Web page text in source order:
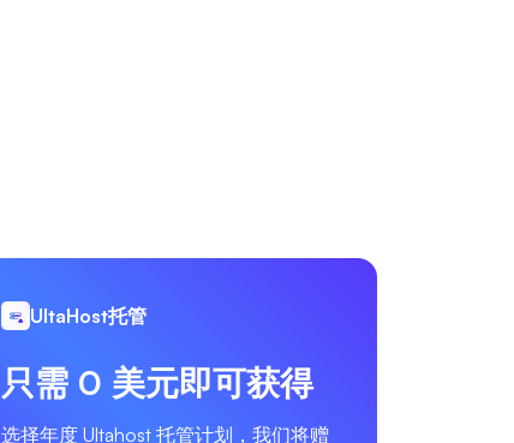
UltaHost托管
只需 0 美元即可获得
选择年度 Ultahost 托管计划，我们将赠